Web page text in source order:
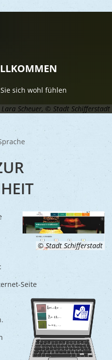
LEBEN
Vereine
Kinder
Senioren
Ukraine
RATHAUS
Aktuelles
Bürger-
Wahlen
Schulen
Bauen,
Lara Scheuer, © Stadt Schifferstadt
sich wohl fühlen
© Stadt Schifferstadt
Seite